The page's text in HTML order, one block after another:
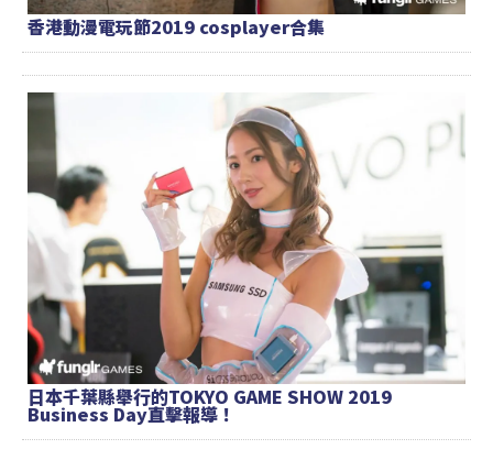
香港動漫電玩節2019 cosplayer合集
日本千葉縣舉行的TOKYO GAME SHOW 2019
Business Day直擊報導！